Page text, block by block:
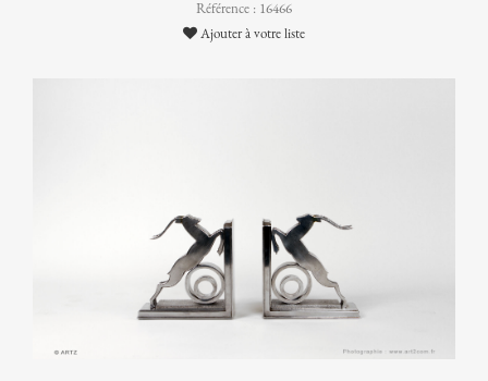
Référence : 16466
Ajouter à votre liste